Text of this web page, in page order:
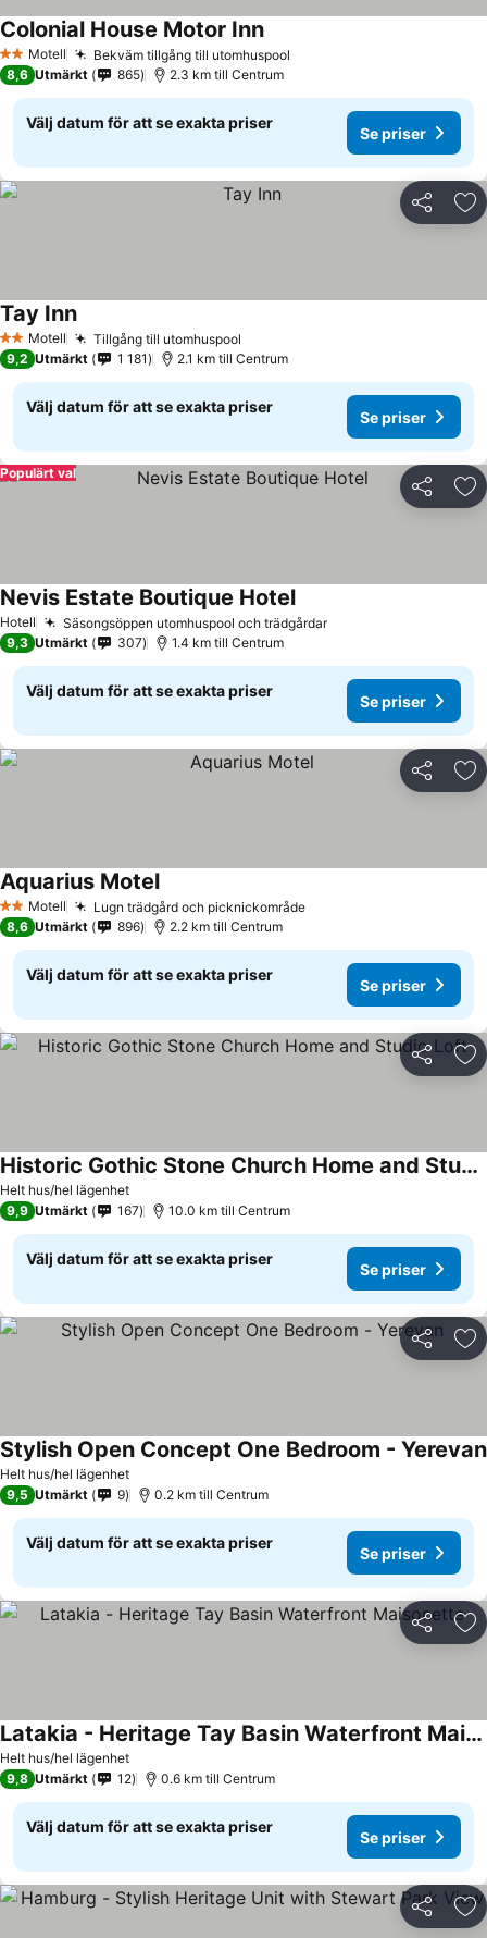
2 Stjärnor
Motell Bekväm tillgång till utomhuspool
Colonial House Motor Inn
8,6 Utmärkt 865 2.3 km till Centrum
Välj datum för att se exakta priser
Se priser
Dela
2 Stjärnor
Motell Tillgång till utomhuspool
Tay Inn
9,2 Utmärkt 1 181 2.1 km till Centrum
Välj datum för att se exakta priser
Se priser
Dela
Populärt val
Hotell Säsongsöppen utomhuspool och trädgårdar
Nevis Estate Boutique Hotel
9,3 Utmärkt 307 1.4 km till Centrum
Välj datum för att se exakta priser
Se priser
Dela
2 Stjärnor
Motell Lugn trädgård och picknickområde
Aquarius Motel
8,6 Utmärkt 896 2.2 km till Centrum
Välj datum för att se exakta priser
Se priser
Dela
Helt hus/hel lägenhet
Historic Gothic Stone Church Home and Studio Loft
9,9 Utmärkt 167 10.0 km till Centrum
Välj datum för att se exakta priser
Se priser
Dela
Helt hus/hel lägenhet
Stylish Open Concept One Bedroom - Yerevan
9,5 Utmärkt 9 0.2 km till Centrum
Välj datum för att se exakta priser
Se priser
Dela
Helt hus/hel lägenhet
Latakia - Heritage Tay Basin Waterfront Maisonette
9,8 Utmärkt 12 0.6 km till Centrum
Välj datum för att se exakta priser
Se priser
Dela